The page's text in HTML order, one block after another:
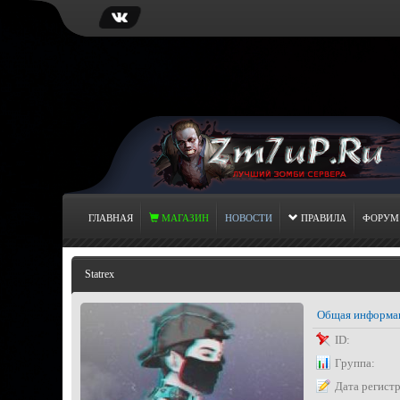
ГЛАВНАЯ МАГАЗИН НОВОСТИ ПРАВИЛА ФОРУМ
Statrex
Общая
ID:
Группа:
Дата